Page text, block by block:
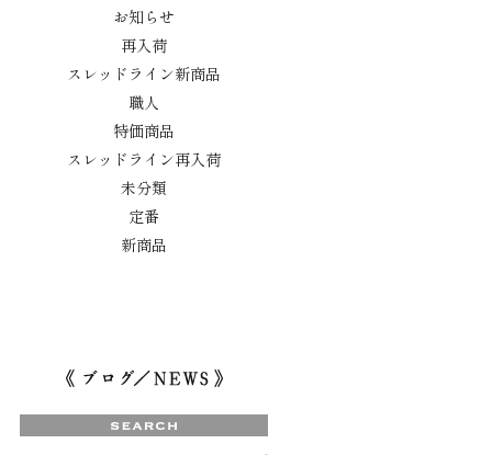
お知らせ
再入荷
スレッドライン新商品
職人
特価商品
スレッドライン再入荷
未分類
定番
新商品